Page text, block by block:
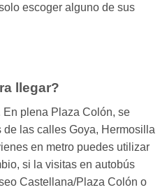
escoger alguno de sus
llegar?
En plena Plaza Colón, se
las calles Goya, Hermosilla
en metro puedes utilizar
si la visitas en autobús
Castellana/Plaza Colón o